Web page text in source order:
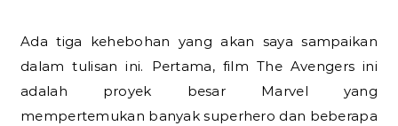
Ada tiga kehebohan yang akan saya sampaikan
dalam tulisan ini. Pertama, film The Avengers ini
adalah proyek besar Marvel yang
mempertemukan banyak superhero dan beberapa